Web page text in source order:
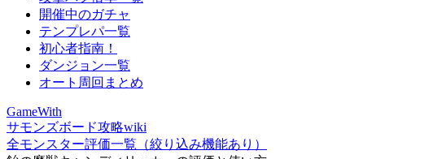
開催中のガチャ
テンプレパ一覧
初心者指南！
ダンジョン一覧
オート周回まとめ
GameWith
サモンズボード攻略wiki
全モンスター評価一覧（絞り込み機能あり）